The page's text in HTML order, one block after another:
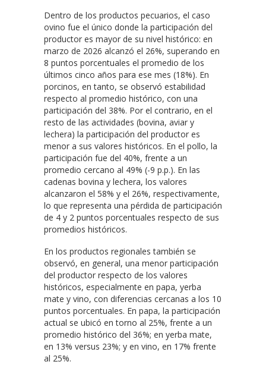
Dentro de los productos pecuarios, el caso
ovino fue el único donde la participación del
productor es mayor de su nivel histórico: en
marzo de 2026 alcanzó el 26%, superando en
8 puntos porcentuales el promedio de los
últimos cinco años para ese mes (18%). En
porcinos, en tanto, se observó estabilidad
respecto al promedio histórico, con una
participación del 38%. Por el contrario, en el
resto de las actividades (bovina, aviar y
lechera) la participación del productor es
menor a sus valores históricos. En el pollo, la
participación fue del 40%, frente a un
promedio cercano al 49% (-9 p.p.). En las
cadenas bovina y lechera, los valores
alcanzaron el 58% y el 26%, respectivamente,
lo que representa una pérdida de participación
de 4 y 2 puntos porcentuales respecto de sus
promedios históricos.
En los productos regionales también se
observó, en general, una menor participación
del productor respecto de los valores
históricos, especialmente en papa, yerba
mate y vino, con diferencias cercanas a los 10
puntos porcentuales. En papa, la participación
actual se ubicó en torno al 25%, frente a un
promedio histórico del 36%; en yerba mate,
en 13% versus 23%; y en vino, en 17% frente
al 25%.